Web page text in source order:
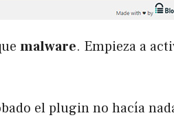
malware. Empieza a
el plugin no hacía